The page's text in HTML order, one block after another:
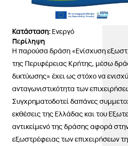
Κατάσταση: Ενεργό
Περίληψη
Η παρούσα δράση «Ενίσχυση
της Περιφέρειας Κρήτης, μέσω
δικτύωσης» έχει ως στόχο να
ανταγωνιστικότητα των
Συγχρηματοδοτεί δαπάνες
εκθέσεις της Ελλάδας και του
αντικείμενό της δράσης αφορά
εξωστρέφειας των επιχειρήσεων